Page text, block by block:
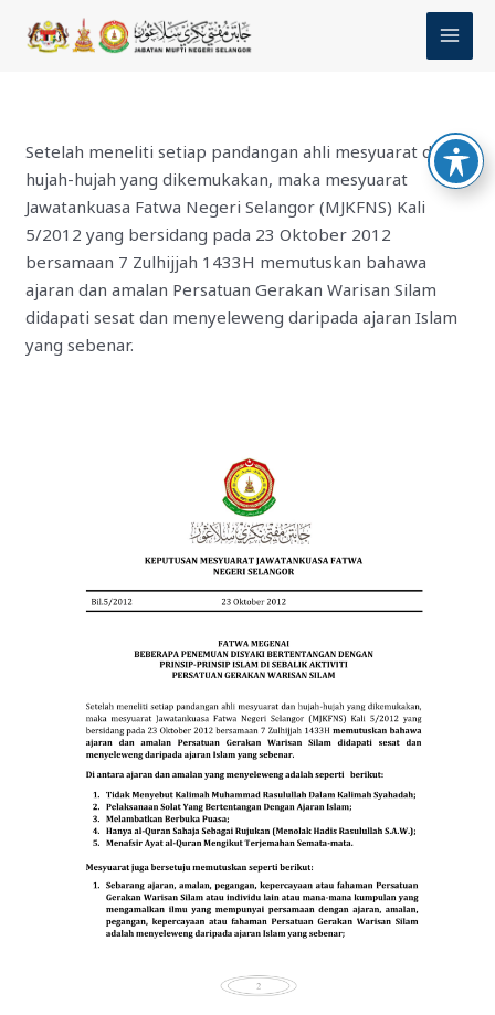
Setelah meneliti setiap pandangan ahli mesyuarat dan
hujah-hujah yang dikemukakan, maka mesyuarat
Jawatankuasa Fatwa Negeri Selangor (MJKFNS) Kali
5/2012 yang bersidang pada 23 Oktober 2012
bersamaan 7 Zulhijjah 1433H memutuskan bahawa
ajaran dan amalan Persatuan Gerakan Warisan Silam
didapati sesat dan menyeleweng daripada ajaran Islam
yang sebenar.